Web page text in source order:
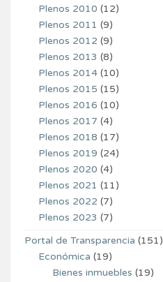
Plenos 2010 (12)
Plenos 2011 (9)
Plenos 2012 (9)
Plenos 2013 (8)
Plenos 2014 (10)
Plenos 2015 (15)
Plenos 2016 (10)
Plenos 2017 (4)
Plenos 2018 (17)
Plenos 2019 (24)
Plenos 2020 (4)
Plenos 2021 (11)
Plenos 2022 (7)
Plenos 2023 (7)
Portal de Transparencia (151)
Económica (19)
Bienes inmuebles (19)